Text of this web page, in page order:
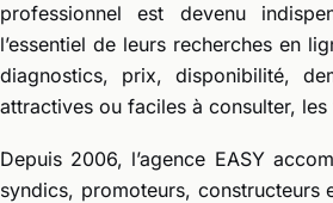
professionnel est devenu
l’essentiel de leurs recherches en
diagnostics, prix, disponibilité,
attractives ou faciles à consulter,
Depuis 2006, l’agence EASY
syndics, promoteurs, constructeurs